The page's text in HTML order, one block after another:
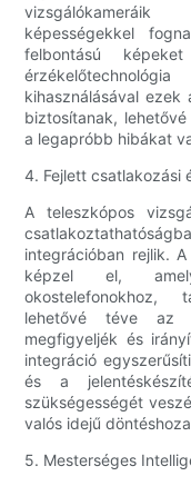
képességekkel
felbontású
kihasználásával
biztosítanak,
a legapróbb hibákat
4. Fejlett csatlakozási
A teleszkópos
integrációban rejlik.
képzel el,
okostelefonokhoz,
lehetővé téve az
megfigyeljék és
integráció
és a
szükségességét
valós idejű
5. Mesterséges